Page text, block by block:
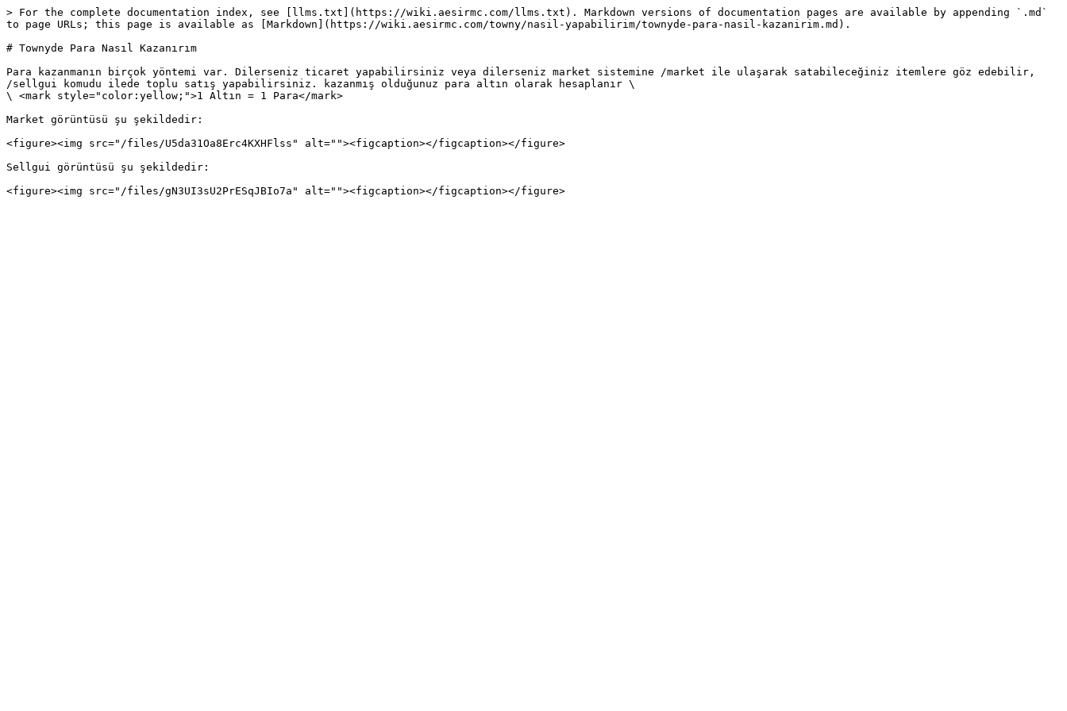
> For the complete documentation index, see [llms.txt](https://wiki.aesirmc.com/llms.txt). Markdown versions of documentation pages are available by appending `.md`
to page URLs; this page is available as [Markdown](https://wiki.aesirmc.com/towny/nasil-yapabilirim/townyde-para-nasil-kazanirim.md).
# Townyde Para Nasıl Kazanırım
Para kazanmanın birçok yöntemi var. Dilerseniz ticaret yapabilirsiniz veya dilerseniz market sistemine /market ile ulaşarak satabileceğiniz itemlere göz edebilir,
/sellgui komudu ilede toplu satış yapabilirsiniz. kazanmış olduğunuz para altın olarak hesaplanır \
\ <mark style="color:yellow;">1 Altın = 1 Para</mark>
Market görüntüsü şu şekildedir:
<figure><img src="/files/U5da31Oa8Erc4KXHFlss" alt=""><figcaption></figcaption></figure>
Sellgui görüntüsü şu şekildedir: